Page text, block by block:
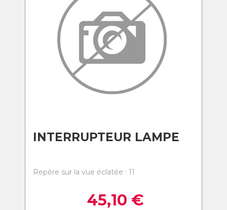
INTERRUPTEUR LAMPE
Repère sur la vue éclatée : 11
45,10 €